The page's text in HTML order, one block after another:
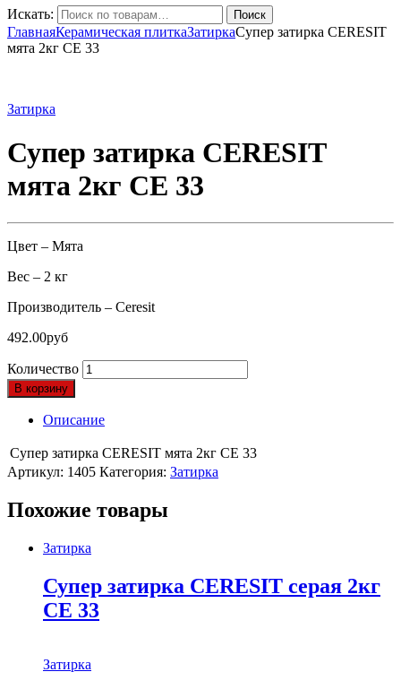
Искать: Поиск
ГлавнаяКерамическая плиткаЗатиркаСупер затирка CERESIT
мята 2кг СЕ 33
Затирка
Супер затирка CERESIT
мята 2кг СЕ 33
Цвет – Мята
Вес – 2 кг
Производитель – Ceresit
492.00руб
Количество
В корзину
Описание
Супер затирка CERESIT мята 2кг СЕ 33
Артикул: 1405 Категория: Затирка
Похожие товары
Затирка
Супер затирка CERESIT серая 2кг
СЕ 33
Затирка